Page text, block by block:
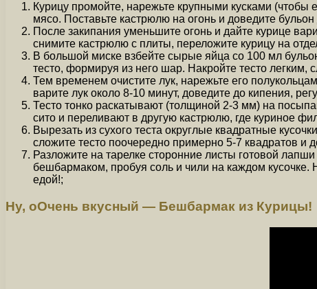
Курицу промойте, нарежьте крупными кусками
мясо. Поставьте кастрюлю на огонь и доведите бульон
После закипания уменьшите огонь и дайте курице
снимите кастрюлю с плиты, переложите курицу на
В большой миске взбейте сырые яйца со 100 мл
тесто, формируя из него шар. Накройте тесто легким,
Тем временем очистите лук, нарежьте его
варите лук около 8-10 минут, доведите до кипения,
Тесто тонко раскатывают (толщиной 2-3 мм) на
сито и переливают в другую кастрюлю, где куриное
Вырезать из сухого теста округлые квадратные
сложите тесто поочередно примерно 5-7 квадратов и
Разложите на тарелке сторонние листы готовой
бешбармаком, пробуя соль и чили на каждом
едой!;
Ну, оОчень вкусный — Бешбармак из Курицы!